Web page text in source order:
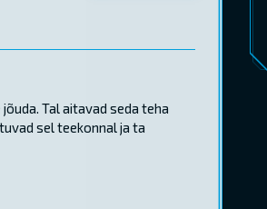
Tal aitavad seda teha
sel teekonnal ja ta